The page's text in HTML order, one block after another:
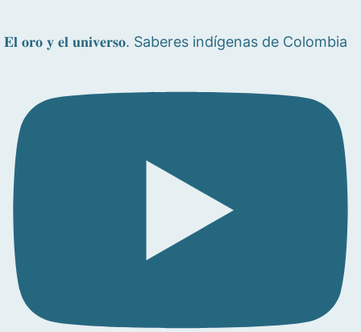
𝐄𝐥 𝐨𝐫𝐨 𝐲 𝐞𝐥 𝐮𝐧𝐢𝐯𝐞𝐫𝐬𝐨. Saberes indígenas de Colombia